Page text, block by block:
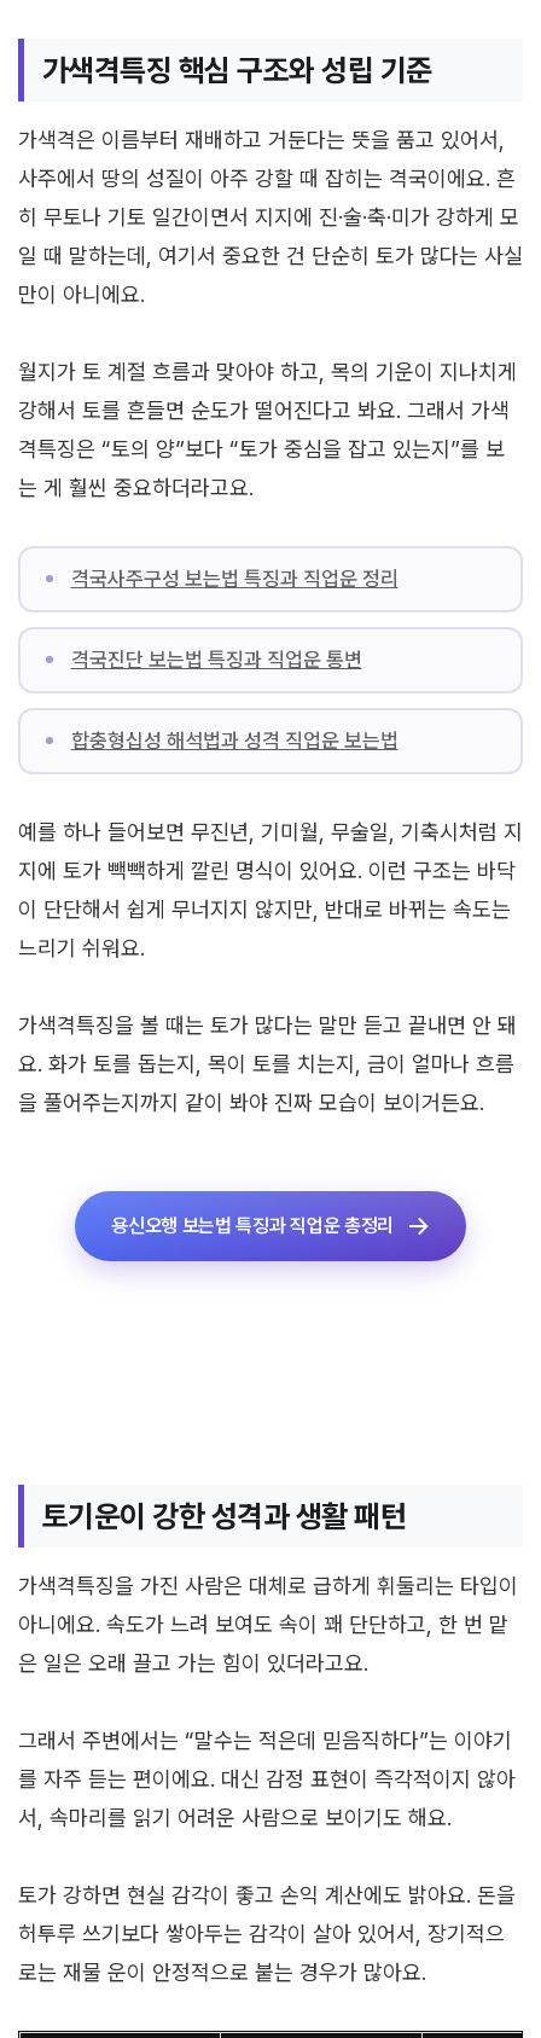
가색격특징 핵심 구조와 성립 기준
가색격은 이름부터 재배하고 거둔다는 뜻을 품고 있어서,
사주에서 땅의 성질이 아주 강할 때 잡히는 격국이에요. 흔
히 무토나 기토 일간이면서 지지에 진·술·축·미가 강하게 모
일 때 말하는데, 여기서 중요한 건 단순히 토가 많다는 사실
만이 아니에요.
월지가 토 계절 흐름과 맞아야 하고, 목의 기운이 지나치게
강해서 토를 흔들면 순도가 떨어진다고 봐요. 그래서 가색
격특징은 “토의 양”보다 “토가 중심을 잡고 있는지”를 보
는 게 훨씬 중요하더라고요.
격국사주구성 보는법 특징과 직업운 정리
격국진단 보는법 특징과 직업운 통변
합충형십성 해석법과 성격 직업운 보는법
예를 하나 들어보면 무진년, 기미월, 무술일, 기축시처럼 지
지에 토가 빽빽하게 깔린 명식이 있어요. 이런 구조는 바닥
이 단단해서 쉽게 무너지지 않지만, 반대로 바뀌는 속도는
느리기 쉬워요.
가색격특징을 볼 때는 토가 많다는 말만 듣고 끝내면 안 돼
요. 화가 토를 돕는지, 목이 토를 치는지, 금이 얼마나 흐름
을 풀어주는지까지 같이 봐야 진짜 모습이 보이거든요.
용신오행 보는법 특징과 직업운 총정리
토기운이 강한 성격과 생활 패턴
가색격특징을 가진 사람은 대체로 급하게 휘둘리는 타입이
아니에요. 속도가 느려 보여도 속이 꽤 단단하고, 한 번 맡
은 일은 오래 끌고 가는 힘이 있더라고요.
그래서 주변에서는 “말수는 적은데 믿음직하다”는 이야기
를 자주 듣는 편이에요. 대신 감정 표현이 즉각적이지 않아
서, 속마리를 읽기 어려운 사람으로 보이기도 해요.
토가 강하면 현실 감각이 좋고 손익 계산에도 밝아요. 돈을
허투루 쓰기보다 쌓아두는 감각이 살아 있어서, 장기적으
로는 재물 운이 안정적으로 붙는 경우가 많아요.